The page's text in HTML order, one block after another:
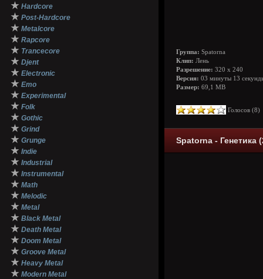
★ Hardcore
★ Post-Hardcore
★ Metalcore
★ Rapcore
★ Trancecore
★ Djent
★ Electronic
★ Emo
★ Experimental
★ Folk
★ Gothic
★ Grind
★ Grunge
★ Indie
★ Industrial
★ Instrumental
★ Math
★ Melodic
★ Metal
★ Black Metal
★ Death Metal
★ Doom Metal
★ Groove Metal
★ Heavy Metal
★ Modern Metal
Группа: Spatorna
Клип: Лень
Разрешение: 320 x 240
Версия: 03 минуты 13
Размер: 69,1 MB
Голосов (8
Spatorna - Генетика